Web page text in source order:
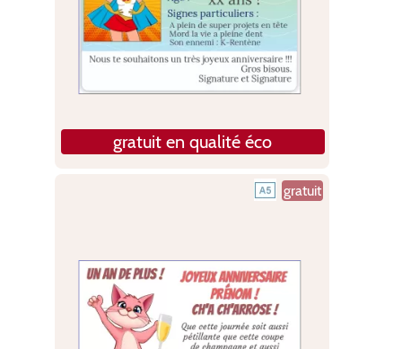
gratuit en qualité éco
gratuit